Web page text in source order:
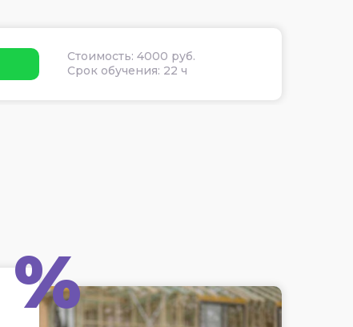
Стоимость: 4000 руб.
Срок обучения: 22 ч
%